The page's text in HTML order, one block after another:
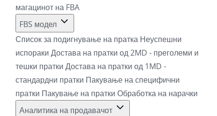
магацинот на FBA
FBS модел
Список за подигнување на пратка Неуспешни
испораки Достава на пратки од 2MD - преголеми и
тешки пратки Достава на пратки од 1MD -
стандардни пратки Пакување на специфични
пратки Пакување на пратки Обработка на нарачки
Аналитика на продавачот